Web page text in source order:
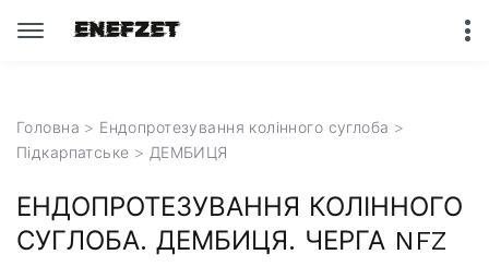
Головна > Ендопротезування колінного суглоба >
Підкарпатське > ДЕМБИЦЯ
ЕНДОПРОТЕЗУВАННЯ КОЛІННОГО
СУГЛОБА. ДЕМБИЦЯ. ЧЕРГА NFZ